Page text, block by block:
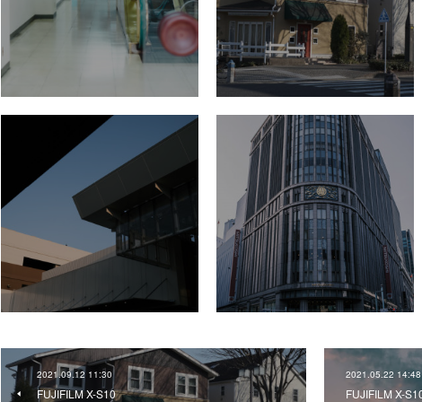
2021.09.12 11:30
FUJIFILM X-S10
2021.05.22 14:48
FUJIFILM X-